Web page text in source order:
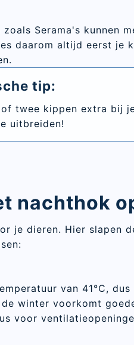
Serama's kunnen
daarom altijd eerst je
tip:
twee kippen extra bij
uitbreiden!
nachthok
je dieren. Hier slapen
van 41°C,
winter voorkomt
voor